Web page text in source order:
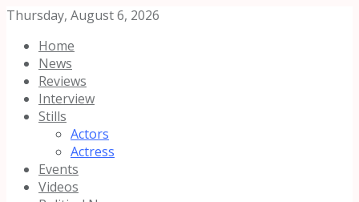
Thursday, August 6, 2026
Home
News
Reviews
Interview
Stills
Actors
Actress
Events
Videos